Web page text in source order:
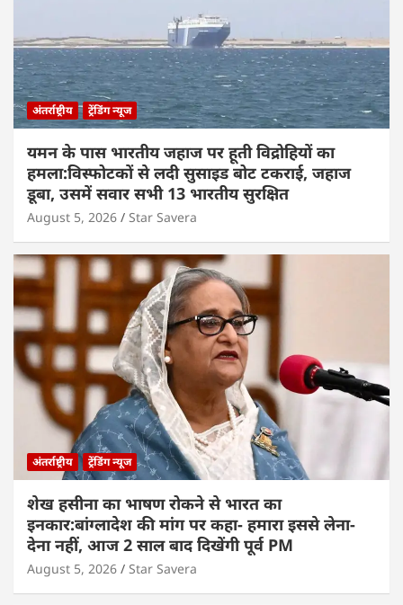
अंतर्राष्ट्रीय ट्रेंडिंग न्यूज
यमन के पास भारतीय जहाज पर हूती विद्रोहियों का
हमला:विस्फोटकों से लदी सुसाइड बोट टकराई, जहाज
डूबा, उसमें सवार सभी 13 भारतीय सुरक्षित
August 5, 2026 Star Savera
अंतर्राष्ट्रीय ट्रेंडिंग न्यूज
शेख हसीना का भाषण रोकने से भारत का
इनकार:बांग्लादेश की मांग पर कहा- हमारा इससे लेना-
देना नहीं, आज 2 साल बाद दिखेंगी पूर्व PM
August 5, 2026 Star Savera